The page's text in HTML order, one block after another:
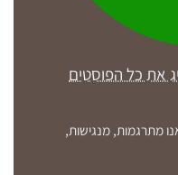
את כל הפוסטים
מתרגמות, מנגישות,